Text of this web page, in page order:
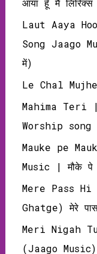
आया हूँ मैं लिरिक्‍स
Laut Aaya
Song Jaago
में)
Le Chal
Mahima
Worship song |
Mauke pe
Music | मौके पे
Mere Pass Hi
Ghatge) मेरे पास
Meri Nigah
(Jaago Music)